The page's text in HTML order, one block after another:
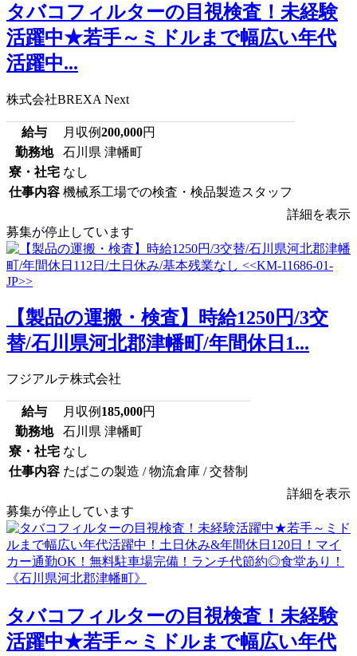
タバコフィルターの目視検査！未経験
活躍中★若手～ミドルまで幅広い年代
活躍中...
株式会社BREXA Next
給与 月収例200,000円
勤務地
石川県 津幡町
寮・社宅 なし
仕事内容 機械系工場での検査・検品製造スタッフ
詳細を表示
募集が停止しています
【製品の運搬・検査】時給1250円/3交
替/石川県河北郡津幡町/年間休日1...
フジアルテ株式会社
給与 月収例 185,000円
勤務地
石川県 津幡町
寮・社宅 なし
仕事内容 たばこの製造 / 物流倉庫 / 交替制
詳細を表示
募集が停止しています
タバコフィルターの目視検査！未経験
活躍中★若手～ミドルまで幅広い年代